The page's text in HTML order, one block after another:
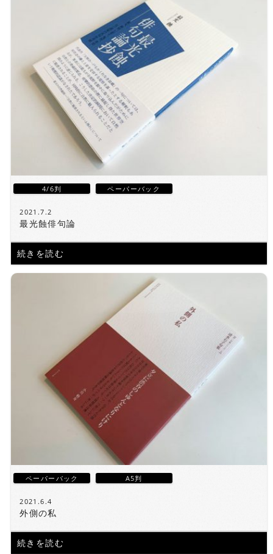
4/6判 ペーパーバック
2021.7.2
最光蝕俳句論
続きを読む
ペーパーバック A5判
2021.6.4
外側の私
続きを読む